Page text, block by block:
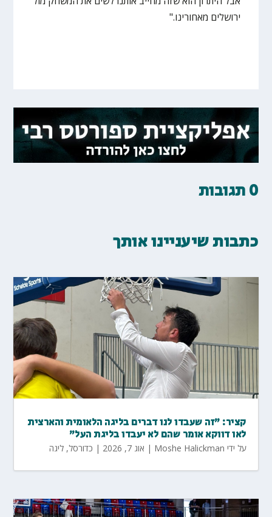
ירושלים מאחורינו."
0 תגובות
כתבות שיעניינו אותך
קציר: "זה שעבדו לנו דברים בליגה הלאומית והארצית
לאו דווקא אומר שהם לא יעבדו בליגת העל"
על ידי Moshe Halickman
| אוג 7, 2026 | כדורסל,ליגה